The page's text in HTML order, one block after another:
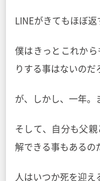
LINEがきてもほぼ返
僕はきっとこれか
りする事はないのだ
が、しかし、一年
そして、自分も父
解できる事もあるの
人はいつか死を迎え